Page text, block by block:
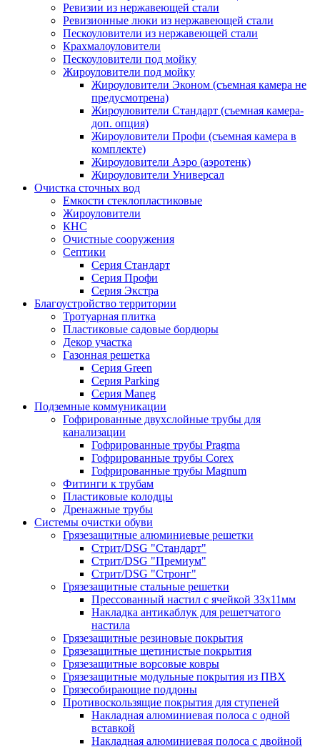
Ревизии из нержавеющей стали
Ревизионные люки из нержавеющей стали
Пескоуловители из нержавеющей стали
Крахмалоуловители
Пескоуловители под мойку
Жироуловители под мойку
Жироуловители Эконом (съемная камера не
предусмотрена)
Жироуловители Стандарт (съемная камера-
доп. опция)
Жироуловители Профи (съемная камера в
комплекте)
Жироуловители Аэро (аэротенк)
Жироуловители Универсал
Очистка сточных вод
Емкости стеклопластиковые
Жироуловители
КНС
Очистные сооружения
Септики
Серия Стандарт
Серия Профи
Серия Экстра
Благоустройство территории
Тротуарная плитка
Пластиковые садовые бордюры
Декор участка
Газонная решетка
Серия Green
Серия Parking
Серия Maneg
Подземные коммуникации
Гофрированные двухслойные трубы для
канализации
Гофрированные трубы Pragma
Гофрированные трубы Corex
Гофрированные трубы Magnum
Фитинги к трубам
Пластиковые колодцы
Дренажные трубы
Системы очистки обуви
Грязезащитные алюминиевые решетки
Стрит/DSG "Стандарт"
Стрит/DSG "Премиум"
Стрит/DSG "Стронг"
Грязезащитные стальные решетки
Прессованный настил с ячейкой 33х11мм
Накладка антикаблук для решетчатого
настила
Грязезащитные резиновые покрытия
Грязезащитные щетинистые покрытия
Грязезащитные ворсовые ковры
Грязезащитные модульные покрытия из ПВХ
Грязесобирающие поддоны
Противоскользящие покрытия для ступеней
Накладная алюминиевая полоса с одной
вставкой
Накладная алюминиевая полоса с двойной